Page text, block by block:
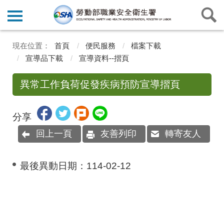
首頁 便民服務
檔案下載
宣導品下載
宣導資料--摺頁
異常工作負荷促發疾病預防宣導摺頁
分享
回上一頁 友善列印 轉寄友人
最後異動日期： 114-02-12